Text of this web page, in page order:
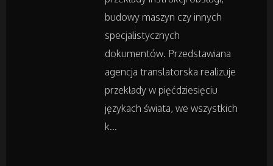
Wellness
Dietetyka, Odchudzanie
Kosmetyki
Leczenie
budowy maszyn czy innych
specjalistycznych
dokumentów. Przedstawiana
agencja translatorska realizuje
przekłady w pięćdziesięciu
językach świata, we wszystkich
k...